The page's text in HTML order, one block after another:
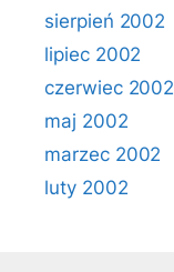
sierpień 2002
lipiec 2002
czerwiec 2002
maj 2002
marzec 2002
luty 2002